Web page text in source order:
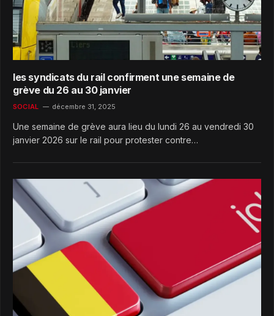
les syndicats du rail confirment une semaine de
grève du 26 au 30 janvier
SOCIAL décembre 31, 2025
Une semaine de grève aura lieu du lundi 26 au vendredi 30
janvier 2026 sur le rail pour protester contre…